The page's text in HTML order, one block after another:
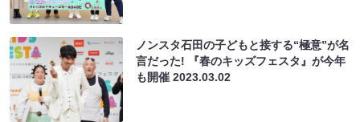
ノンスタ石田の子どもと接する“極意”が名
言だった! 『春のキッズフェスタ』が今年
も開催2023.03.02